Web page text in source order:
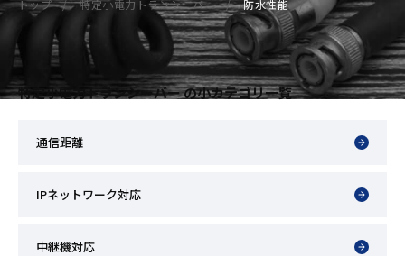
トップ 特定小電力トランシーバー 防水性能
特定小電力トランシーバー の小カテゴリ一覧
通信距離
IPネットワーク対応
中継機対応